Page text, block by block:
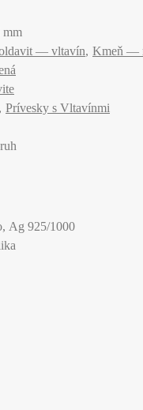
mm
— vltavín Kmeň —
Prívesky s Vltavínmi
Ag 925/1000